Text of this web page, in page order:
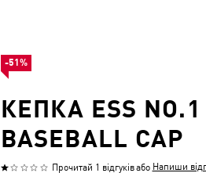
КЕПКА ESS NO.1
BASEBALL CAP
Оцінено
Прочитай 1 відгуківабо Напиши
-51%